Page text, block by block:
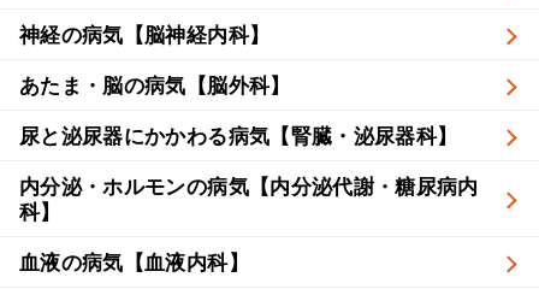
神経の病気【脳神経内科】
あたま・脳の病気【脳外科】
尿と泌尿器にかかわる病気【腎臓・泌尿器科】
内分泌・ホルモンの病気【内分泌代謝・糖尿病内
科】
血液の病気【血液内科】